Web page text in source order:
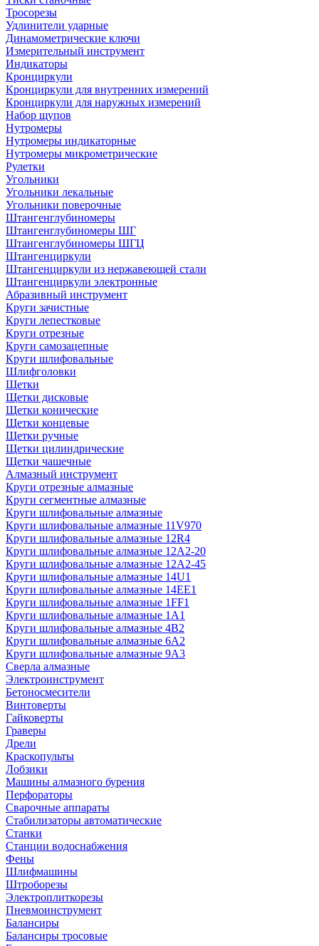
Тросорезы
Удлинители ударные
Динамометрические ключи
Измерительный инструмент
Индикаторы
Кронциркули
Кронциркули для внутренних измерений
Кронциркули для наружных измерений
Набор щупов
Нутромеры
Нутромеры индикаторные
Нутромеры микрометрические
Рулетки
Угольники
Угольники лекальные
Угольники поверочные
Штангенглубиномеры
Штангенглубиномеры ШГ
Штангенглубиномеры ШГЦ
Штангенциркули
Штангенциркули из нержавеющей стали
Штангенциркули электронные
Абразивный инструмент
Круги зачистные
Круги лепестковые
Круги отрезные
Круги самозацепные
Круги шлифовальные
Шлифголовки
Щетки
Щетки дисковые
Щетки конические
Щетки концевые
Щетки ручные
Щетки цилиндрические
Щетки чашечные
Алмазный инструмент
Круги отрезные алмазные
Круги сегментные алмазные
Круги шлифовальные алмазные
Круги шлифовальные алмазные 11V970
Круги шлифовальные алмазные 12R4
Круги шлифовальные алмазные 12А2-20
Круги шлифовальные алмазные 12А2-45
Круги шлифовальные алмазные 14U1
Круги шлифовальные алмазные 14ЕЕ1
Круги шлифовальные алмазные 1FF1
Круги шлифовальные алмазные 1А1
Круги шлифовальные алмазные 4В2
Круги шлифовальные алмазные 6A2
Круги шлифовальные алмазные 9А3
Сверла алмазные
Электроинструмент
Бетоносмесители
Винтоверты
Гайковерты
Граверы
Дрели
Краскопульты
Лобзики
Машины алмазного бурения
Перфораторы
Сварочные аппараты
Стабилизаторы автоматические
Станки
Станции водоснабжения
Фены
Шлифмашины
Штроборезы
Электроплиткорезы
Пневмоинструмент
Балансиры
Балансиры тросовые